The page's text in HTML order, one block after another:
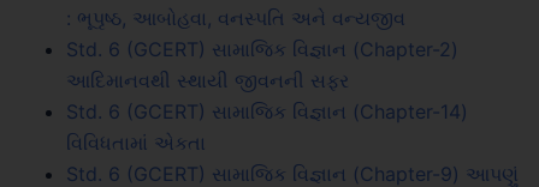
: ભૂપૃષ્ઠ, આબોહવા, વનસ્પતિ અને વન્યજીવ
Std. 6 (GCERT) સામાજિક વિજ્ઞાન (Chapter-2)
આદિમાનવથી સ્થાયી જીવનની સફર
Std. 6 (GCERT) સામાજિક વિજ્ઞાન (Chapter-14)
વિવિધતામાં એકતા
Std. 6 (GCERT) સામાજિક વિજ્ઞાન (Chapter-9) આપણું